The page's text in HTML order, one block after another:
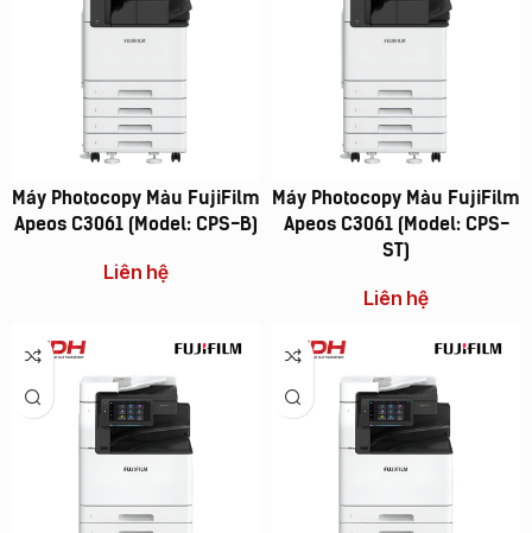
Máy Photocopy Màu FujiFilm
Apeos C3061 (Model: CPS-B)
Liên hệ
Máy Photocopy Màu FujiFilm
Apeos C3061 (Model: CPS-
ST)
Liên hệ